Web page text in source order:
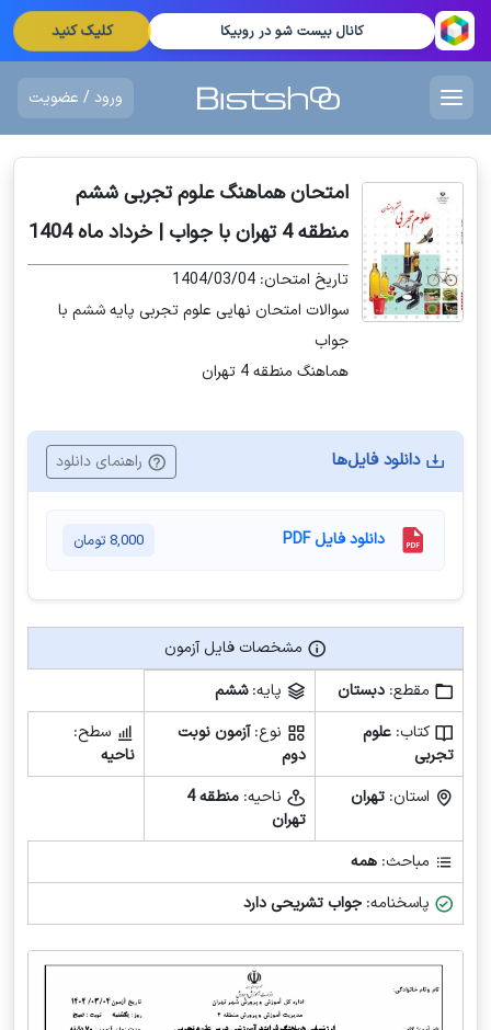
کانال بیست شو در روبیکا کلیک کنید
ورود / عضویت
امتحان هماهنگ علوم تجربی ششم
منطقه 4 تهران با جواب | خرداد ماه 1404
تاریخ امتحان: 1404/03/04
سوالات امتحان نهایی علوم تجربی پایه ششم با
جواب
هماهنگ منطقه 4 تهران
دانلود فایل‌ها راهنمای دانلود
دانلود فایل PDF 8,000 تومان
مشخصات فایل آزمون
مشخصات فایل آزمون
مقطع: دبستان پایه:ششم
کتاب: علوم
تجربی
نوع:آزمون نوبت
دوم
سطح:
ناحیه
استان: تهران ناحیه:
منطقه 4
تهران
مباحث: همه
پاسخنامه: جواب تشریحی دارد